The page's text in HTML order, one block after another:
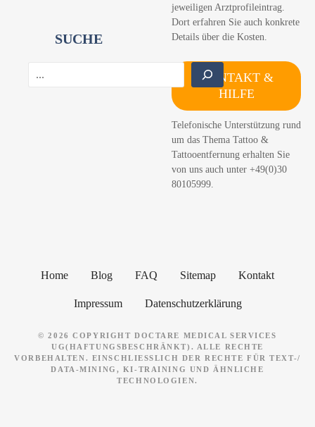
SUCHE
jeweiligen Arztprofileintrag.
Dort erfahren Sie auch konkrete
Details über die Kosten.
KONTAKT &
HILFE
Telefonische Unterstützung rund
um das Thema Tattoo &
Tattooentfernung erhalten Sie
von uns auch unter +49(0)30
80105999.
Home Blog FAQ Sitemap Kontakt
Impressum Datenschutzerklärung
© 2026 COPYRIGHT DOCTARE MEDICAL SERVICES
UG(HAFTUNGSBESCHRÄNKT). ALLE RECHTE
VORBEHALTEN. EINSCHLIESSLICH DER RECHTE FÜR TEXT-/ D
ATA-MINING, KI-TRAINING UND ÄHNLICHE T
ECHNOLOGIEN.